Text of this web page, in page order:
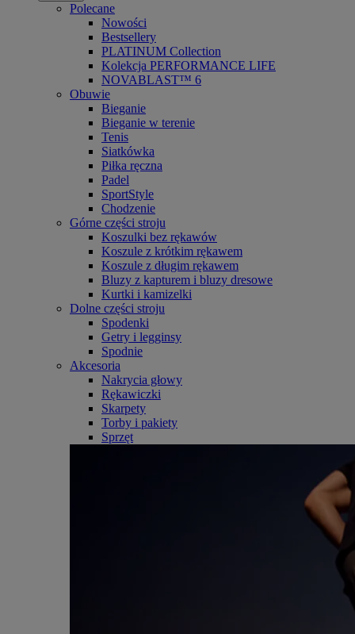
Polecane
Nowości
Bestsellery
PLATINUM Collection
Kolekcja PERFORMANCE LIFE
NOVABLAST™ 6
Obuwie
Bieganie
Bieganie w terenie
Tenis
Siatkówka
Piłka ręczna
Padel
SportStyle
Chodzenie
Górne części stroju
Koszulki bez rękawów
Koszule z krótkim rękawem
Koszule z długim rękawem
Bluzy z kapturem i bluzy dresowe
Kurtki i kamizelki
Dolne części stroju
Spodenki
Getry i legginsy
Spodnie
Akcesoria
Nakrycia głowy
Rękawiczki
Skarpety
Torby i pakiety
Sprzęt